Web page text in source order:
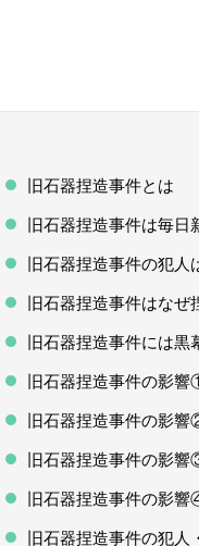
旧石器捏造事件とは
旧石器捏造事件は毎日
旧石器捏造事件の犯人
旧石器捏造事件はなぜ
旧石器捏造事件には黒
旧石器捏造事件の影
旧石器捏造事件の影
旧石器捏造事件の影
旧石器捏造事件の影
旧石器捏造事件の犯人